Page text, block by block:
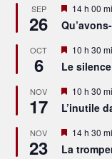
SEP
26
Mis
en
avant
14 h 00
OCT
6
Mis
avant
10 h 30
Le
NOV
17
Mis
avant
10 h 30
L’inutile
NOV
23
Mis
avant
14 h 30
La